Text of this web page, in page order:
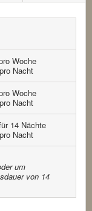
Woche
Nacht
Woche
Nacht
14 Nächte
Nacht
um
von 14